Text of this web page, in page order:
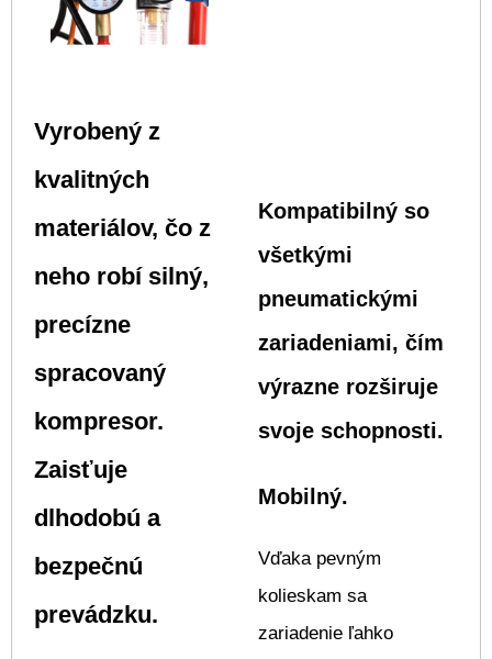
Vyrobený z
kvalitných
materiálov, čo z
neho robí silný,
precízne
spracovaný
kompresor.
Zaisťuje
dlhodobú a
bezpečnú
prevádzku.
Kompatibilný so
všetkými
pneumatickými
zariadeniami, čím
výrazne rozširuje
svoje schopnosti.
Mobilný.
Vďaka pevným
kolieskam sa
zariadenie ľahko